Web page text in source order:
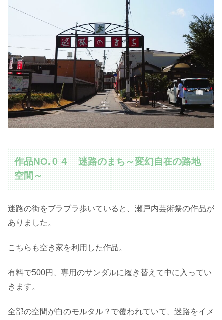
作品NO.０４ 迷路のまち～変幻自在の路地
空間～
迷路の街をブラブラ歩いていると、瀬戸内芸術祭の作品が
ありました。
こちらも空き家を利用した作品。
有料で500円、専用のサンダルに履き替えて中に入ってい
きます。
全部の空間が白のモルタル？で覆われていて、迷路をイメ